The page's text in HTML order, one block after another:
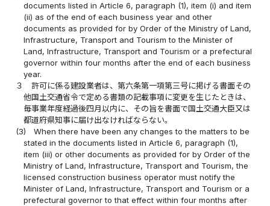
documents listed in Article 6, paragraph (1), item (i) and item
(ii) as of the end of each business year and other
documents as provided for by Order of the Ministry of Land,
Infrastructure, Transport and Tourism to the Minister of
Land, Infrastructure, Transport and Tourism or a prefectural
governor within four months after the end of each business
year.
３
許可に係る建設業者は、第六条第一項第三号に掲げる書面その
他国土交通省令で定める書類の記載事項に変更を生じたときは、
毎事業年度経過後四月以内に、その旨を書面で国土交通大臣又は
都道府県知事に届け出なければならない。
(3)
When there have been any changes to the matters to be
stated in the documents listed in Article 6, paragraph (1),
item (iii) or other documents as provided for by Order of the
Ministry of Land, Infrastructure, Transport and Tourism, the
licensed construction business operator must notify the
Minister of Land, Infrastructure, Transport and Tourism or a
prefectural governor to that effect within four months after